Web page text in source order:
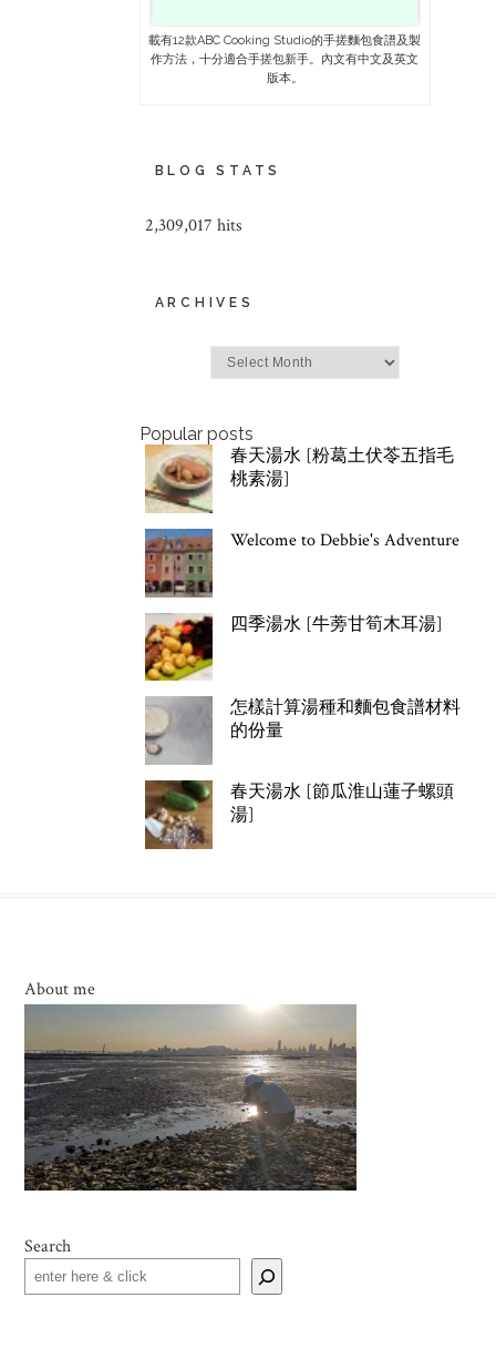
載有12款ABC Cooking Studio的手搓麵包食譜及製
作方法，十分適合手搓包新手。內文有中文及英文
版本。
BLOG STATS
2,309,017 hits
ARCHIVES
Popular posts
春天湯水 [粉葛土伏苓五指毛
桃素湯]
Welcome to Debbie's Adventure
四季湯水 [牛蒡甘筍木耳湯]
怎樣計算湯種和麵包食譜材料
的份量
春天湯水 [節瓜淮山蓮子螺頭
湯]
About me
Search